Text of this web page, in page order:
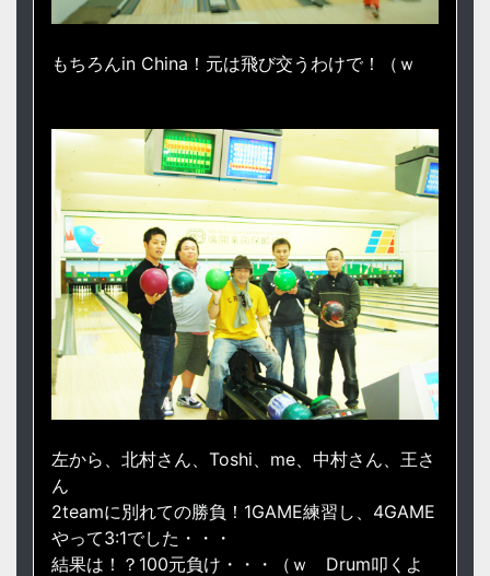
もちろんin China！元は飛び交うわけで！（ｗ
左から、北村さん、Toshi、me、中村さん、王さ
ん
2teamに別れての勝負！1GAME練習し、4GAME
やって3:1でした・・・
結果は！？100元負け・・・（ｗ Drum叩くよ